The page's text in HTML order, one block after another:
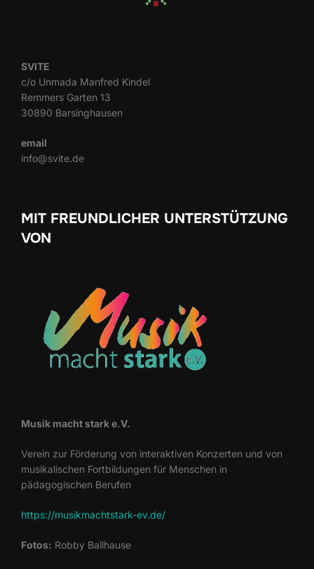
SVITE
c/o Unmada Manfred Kindel
Remmers Garten 13
30890 Barsinghausen
email
info@svite.de
MIT FREUNDLICHER UNTERSTÜTZUNG
VON
Musik macht stark e.V.
Verein zur Förderung von interaktiven Konzerten und von
musikalischen Fortbildungen für Menschen in
pädagogischen Berufen
https://musikmachtstark-ev.de/
Fotos: Robby Ballhause